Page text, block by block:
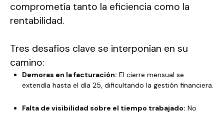
comprometía tanto la eficiencia como la
rentabilidad.
Tres desafíos clave se interponían en su
camino:
Demoras en la facturación: El cierre mensual se
extendía hasta el día 25, dificultando la gestión financiera.
Falta de visibilidad sobre el tiempo trabajado: No